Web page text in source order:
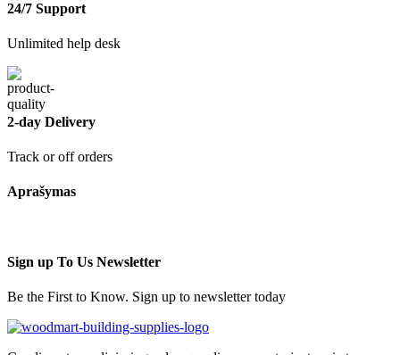
24/7 Support
Unlimited help desk
2-day Delivery
Track or off orders
Aprašymas
Sign up To Us Newsletter
Be the First to Know. Sign up to newsletter today